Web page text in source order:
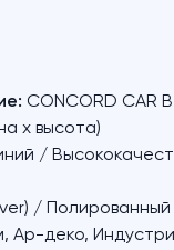
CONCORD CAR
х высота)
/
/ Полированный
Ар-деко,